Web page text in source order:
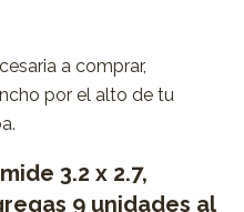
a comprar,
por el alto de tu
3.2 x 2.7,
9 unidades al